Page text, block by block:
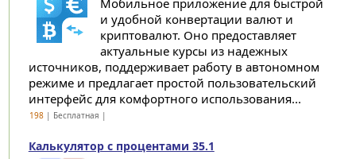
Мобильное приложение для быстрой
и удобной конвертации валют и
криптовалют. Оно предоставляет
актуальные курсы из надежных
источников, поддерживает работу в автономном
режиме и предлагает простой пользовательский
интерфейс для комфортного использования...
198| Бесплатная |
Калькулятор с процентами 35.1